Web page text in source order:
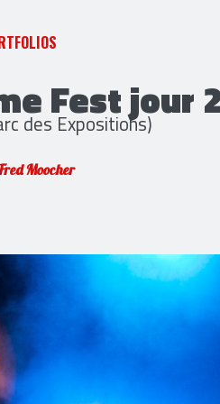
Fest jour 2
des Expositions)